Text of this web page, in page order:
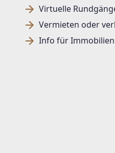
Virtuelle
Vermieten oder
Info für